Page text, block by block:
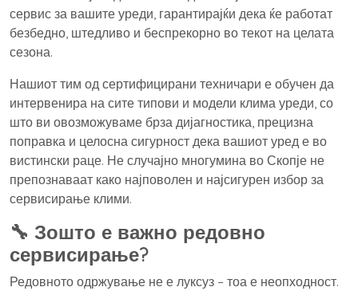
сервис за вашите уреди, гарантирајќи дека ќе работат
безбедно, штедливо и беспрекорно во текот на целата
сезона.
Нашиот тим од сертифицирани техничари е обучен да
интервенира на сите типови и модели клима уреди, со
што ви овозможуваме брза дијагностика, прецизна
поправка и целосна сигурност дека вашиот уред е во
вистински раце. Не случајно многумина во Скопје не
препознаваат како најповолен и најсигурен избор за
сервисирање клими.
🔧 Зошто е важно редовно
сервисирање?
Редовното одржување не е луксуз – тоа е неопходност.